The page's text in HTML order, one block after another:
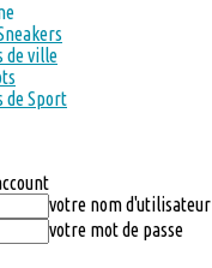
de ville
de Sport
votre nom d'utilisateur
votre mot de passe